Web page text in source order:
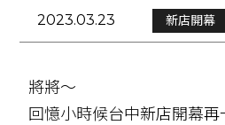
2023.03.23 新店開幕
將將～
回憶小時候台中新店開幕再